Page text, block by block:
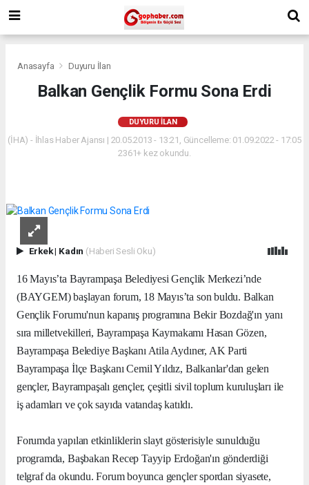
Anasayfa Duyuru İlan
Balkan Gençlik Formu Sona Erdi
DUYURU İLAN
(İHA) - İhlas Haber Ajansı | 20.05.2013 - 13:21, Güncelleme: 01.09.2022 - 17:05
2361+ kez okundu.
Erkek| Kadın (Haberi Sesli Oku)
16 Mayıs’ta Bayrampaşa Belediyesi Gençlik Merkezi’nde
(BAYGEM) başlayan forum, 18 Mayıs’ta son buldu. Balkan
Gençlik Forumu'nun kapanış programına Bekir Bozdağ'ın yanı
sıra milletvekilleri, Bayrampaşa Kaymakamı Hasan Gözen,
Bayrampaşa Belediye Başkanı Atila Aydıner, AK Parti
Bayrampaşa İlçe Başkanı Cemil Yıldız, Balkanlar'dan gelen
gençler, Bayrampaşalı gençler, çeşitli sivil toplum kuruluşları ile
iş adamları ve çok sayıda vatandaş katıldı.
Forumda yapılan etkinliklerin slayt gösterisiyle sunulduğu
programda, Başbakan Recep Tayyip Erdoğan'ın gönderdiği
telgraf da okundu. Forum boyunca gençler spordan siyasete,